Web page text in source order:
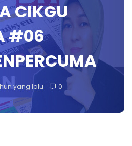
CIKGU
#06
yang lalu 0